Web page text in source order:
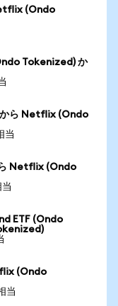
(Ondo
Tokenized) か
ら Netflix (Ondo
当
Netflix (Ondo
ETF (Ondo
(Ondo
当